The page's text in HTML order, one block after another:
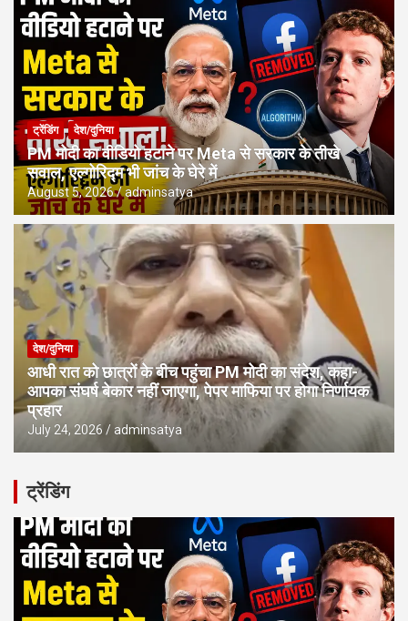
ट्रेंडिंग देश/दुनिया
PM मोदी का वीडियो हटाने पर Meta से सरकार के तीखे
सवाल, एल्गोरिद्म भी जांच के घेरे में
August 5, 2026 adminsatya
देश/दुनिया
आधी रात को छात्रों के बीच पहुंचा PM मोदी का संदेश, कहा-
आपका संघर्ष बेकार नहीं जाएगा, पेपर माफिया पर होगा निर्णायक
प्रहार
July 24, 2026 adminsatya
ट्रेंडिंग